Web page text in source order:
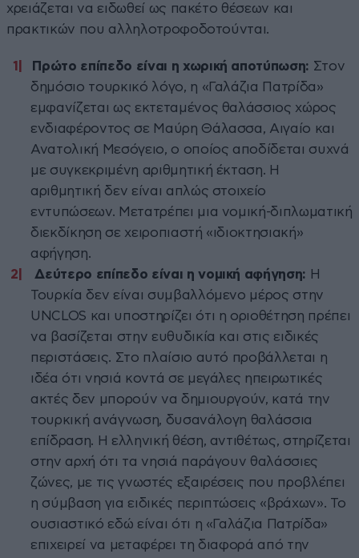
χρειάζεται να ειδωθεί ως πακέτο θέσεων και
πρακτικών που αλληλοτροφοδοτούνται.
Πρώτο επίπεδο είναι η χωρική αποτύπωση: Στον
δημόσιο τουρκικό λόγο, η «Γαλάζια Πατρίδα»
εμφανίζεται ως εκτεταμένος θαλάσσιος χώρος
ενδιαφέροντος σε Μαύρη Θάλασσα, Αιγαίο και
Ανατολική Μεσόγειο, ο οποίος αποδίδεται συχνά
με συγκεκριμένη αριθμητική έκταση. Η
αριθμητική δεν είναι απλώς στοιχείο
εντυπώσεων. Μετατρέπει μια νομική-διπλωματική
διεκδίκηση σε χειροπιαστή «ιδιοκτησιακή»
αφήγηση.
Δεύτερο επίπεδο είναι η νομική αφήγηση: Η
Τουρκία δεν είναι συμβαλλόμενο μέρος στην
UNCLOS και υποστηρίζει ότι η οριοθέτηση πρέπει
να βασίζεται στην ευθυδικία και στις ειδικές
περιστάσεις. Στο πλαίσιο αυτό προβάλλεται η
ιδέα ότι νησιά κοντά σε μεγάλες ηπειρωτικές
ακτές δεν μπορούν να δημιουργούν, κατά την
τουρκική ανάγνωση, δυσανάλογη θαλάσσια
επίδραση. Η ελληνική θέση, αντιθέτως, στηρίζεται
στην αρχή ότι τα νησιά παράγουν θαλάσσιες
ζώνες, με τις γνωστές εξαιρέσεις που προβλέπει
η σύμβαση για ειδικές περιπτώσεις «βράχων». Το
ουσιαστικό εδώ είναι ότι η «Γαλάζια Πατρίδα»
επιχειρεί να μεταφέρει τη διαφορά από την